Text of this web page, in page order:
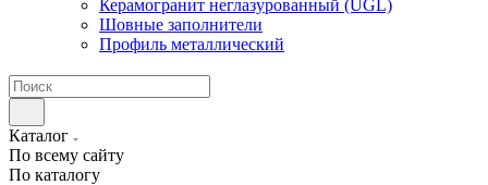
Керамогранит неглазурованный (UGL)
Шовные заполнители
Профиль металлический
Каталог
По всему сайту
По каталогу